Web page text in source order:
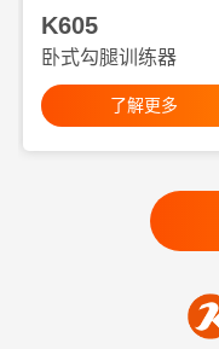
K605
卧式勾腿训练器
了解更多